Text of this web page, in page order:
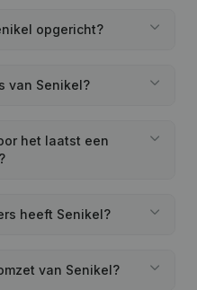
opgericht?
van Senikel?
het laatst een
heeft Senikel?
van Senikel?